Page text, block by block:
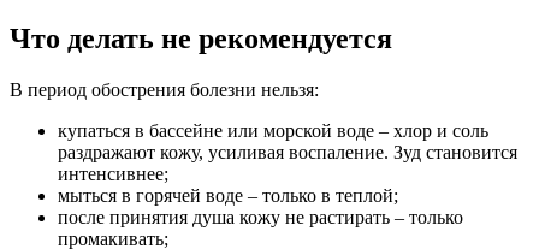
Что делать не рекомендуется
В период обострения болезни нельзя:
купаться в бассейне или морской воде – хлор и соль
раздражают кожу, усиливая воспаление. Зуд становится
интенсивнее;
мыться в горячей воде – только в теплой;
после принятия душа кожу не растирать – только
промакивать;